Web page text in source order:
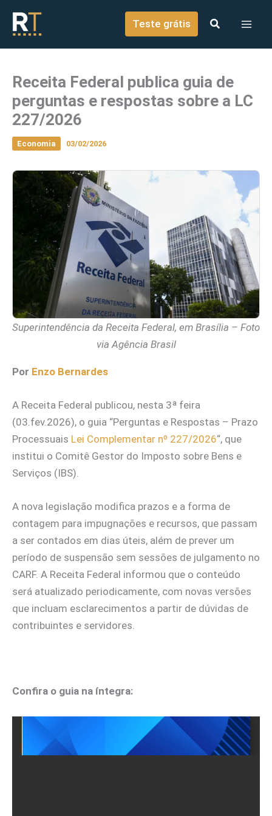
conteúdo
Teste grátis
Receita Federal publica guia de
perguntas e respostas sobre a LC
227/2026
Economia 03/02/2026
Superintendência da Receita Federal, em Brasília – Foto
via Agência Brasil
Por Enzo Bernardes
A Receita Federal publicou, nesta 3ª feira
(03.fev.2026), o guia “Perguntas e Respostas – Prazo
Processuais Lei Complementar nº 227/2026“, que
institui o Comitê Gestor do Imposto sobre Bens e
Serviços (IBS).
A nova legislação modifica prazos e a forma de
contagem para impugnações e recursos, que passam
a ser contados em dias úteis, além de prever um
período de suspensão sem sessões de julgamento no
CARF. A Receita Federal informou que o conteúdo
será atualizado periodicamente, com novas versões
que incluam esclarecimentos a partir de dúvidas de
contribuintes e servidores.
Confira o guia na íntegra: